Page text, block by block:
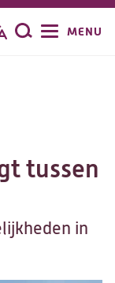
Zoeken
MENU
tussen
in